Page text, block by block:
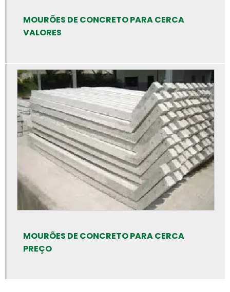
Calhas de concreto
Canaleta de concreto 14x19x39
Canaleta de concreto de 30 cm
Canaleta de concreto preço
Canaleta de concreto tipo u
Canaleta de concreto valor
Cano de cimento preço
Cano de cimento
Canos de concreto preço
Canos de concreto
MOURÕES DE CONCRETO PARA CERCA
VALORES
MOURÕES DE CONCRETO PARA CERCA
PREÇO